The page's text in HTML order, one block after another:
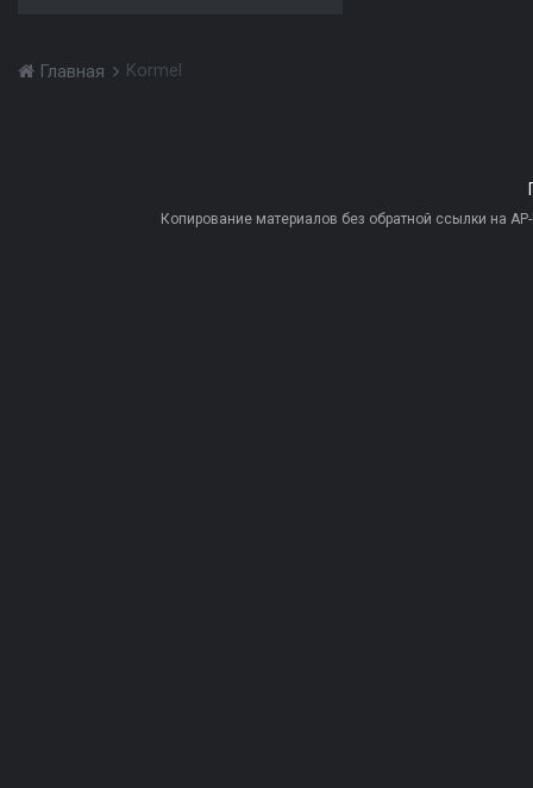
Главная Kormel
Копирование материалов без обратной ссылки на